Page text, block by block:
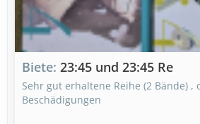
Biete 23:45 und 23:45 Re
Sehr gut erhaltene Reihe (2 Bände) ,
Beschädigungen